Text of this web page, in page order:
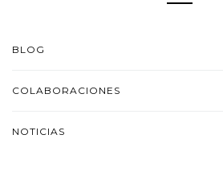
BLOG
COLABORACIONES
NOTICIAS